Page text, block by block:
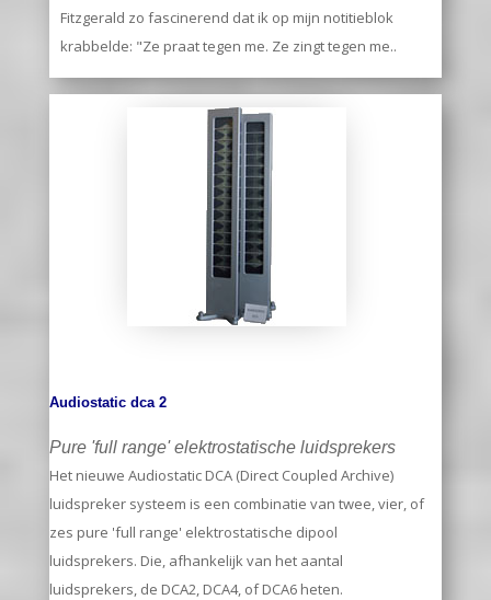
Fitzgerald zo fascinerend dat ik op mijn notitieblok
krabbelde: "Ze praat tegen me. Ze zingt tegen me..
Audiostatic dca 2
Pure 'full range' elektrostatische luidsprekers
Het nieuwe Audiostatic DCA (Direct Coupled Archive)
luidspreker systeem is een combinatie van twee, vier, of
zes pure 'full range' elektrostatische dipool
luidsprekers. Die, afhankelijk van het aantal
luidsprekers, de DCA2, DCA4, of DCA6 heten.